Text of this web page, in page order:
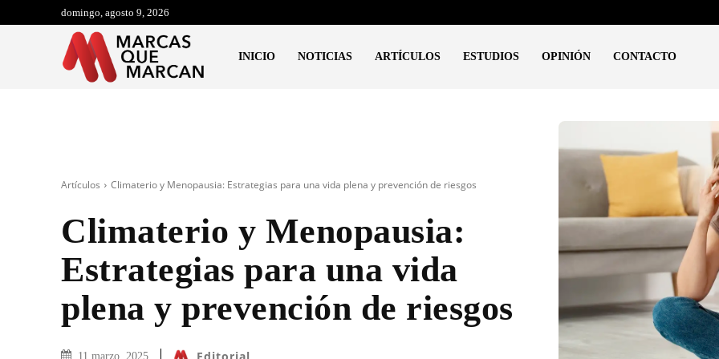
domingo, agosto 9, 2026
INICIO NOTICIAS ARTÍCULOS ESTUDIOS OPINIÓN CONTACTO
Artículos Climaterio y Menopausia: Estrategias para una vida plena y prevención de riesgos
Climaterio y Menopausia:
Estrategias para una vida
plena y prevención de riesgos
11 marzo, 2025